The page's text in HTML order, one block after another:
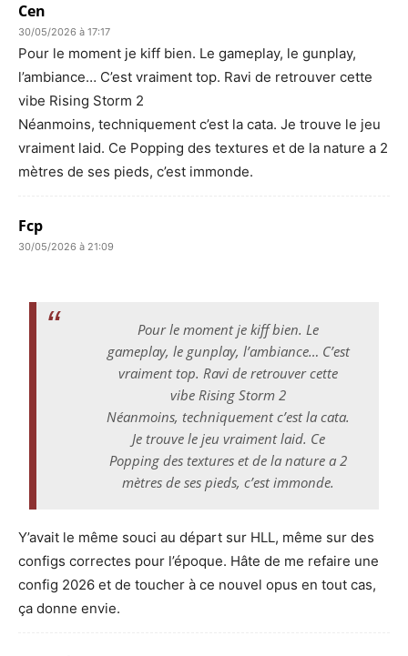
Cen
30/05/2026 à 17:17
Pour le moment je kiff bien. Le gameplay, le gunplay,
l’ambiance… C’est vraiment top. Ravi de retrouver cette
vibe Rising Storm 2
Néanmoins, techniquement c’est la cata. Je trouve le jeu
vraiment laid. Ce Popping des textures et de la nature a 2
mètres de ses pieds, c’est immonde.
Fcp
30/05/2026 à 21:09
Pour le moment je kiff bien. Le
gameplay, le gunplay, l’ambiance… C’est
vraiment top. Ravi de retrouver cette
vibe Rising Storm 2
Néanmoins, techniquement c’est la cata.
Je trouve le jeu vraiment laid. Ce
Popping des textures et de la nature a 2
mètres de ses pieds, c’est immonde.
Y’avait le même souci au départ sur HLL, même sur des
configs correctes pour l’époque. Hâte de me refaire une
config 2026 et de toucher à ce nouvel opus en tout cas,
ça donne envie.